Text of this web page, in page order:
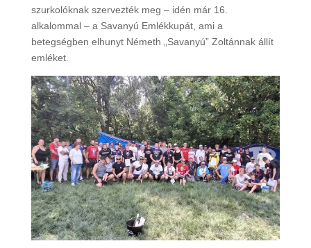
szurkolóknak szervezték meg – idén már 16.
alkalommal – a Savanyú Emlékkupát, ami a
betegségben elhunyt Németh „Savanyú” Zoltánnak állít
emléket.